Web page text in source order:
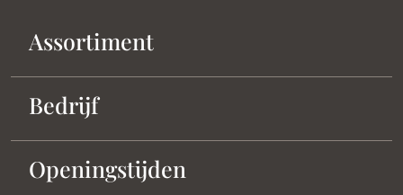
Assortiment
Bedrijf
Openingstijden